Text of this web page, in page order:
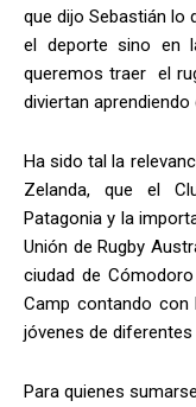
que dijo Sebastián lo
el deporte sino en
queremos traer el
diviertan
Ha sido tal la
Zelanda, que el
Patagonia y la
Unión de Rugby
ciudad de
Camp contando
jóvenes de diferentes
Para quienes